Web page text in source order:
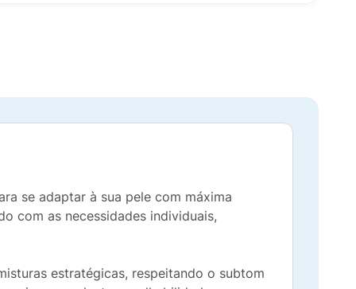
se adaptar à sua pele com máxima
com as necessidades individuais,
estratégicas, respeitando o subtom